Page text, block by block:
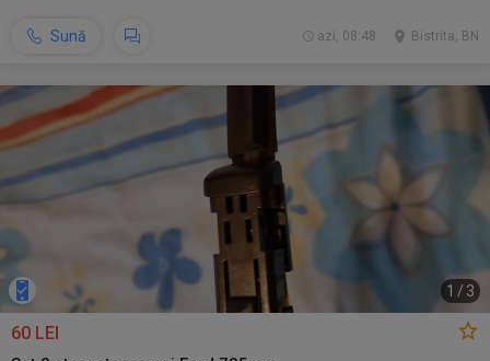
Sună Bistrita, BN
azi, 08:48
1 / 3
60 LEI